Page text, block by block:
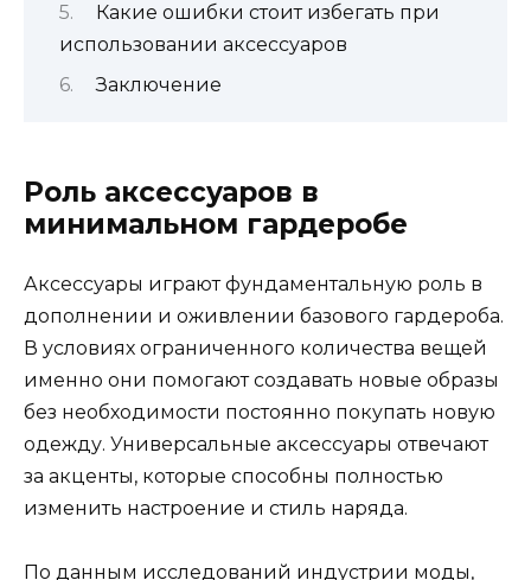
Какие ошибки стоит избегать при
использовании аксессуаров
Заключение
Роль аксессуаров в
минимальном гардеробе
Аксессуары играют фундаментальную роль в
дополнении и оживлении базового гардероба.
В условиях ограниченного количества вещей
именно они помогают создавать новые образы
без необходимости постоянно покупать новую
одежду. Универсальные аксессуары отвечают
за акценты, которые способны полностью
изменить настроение и стиль наряда.
По данным исследований индустрии моды,